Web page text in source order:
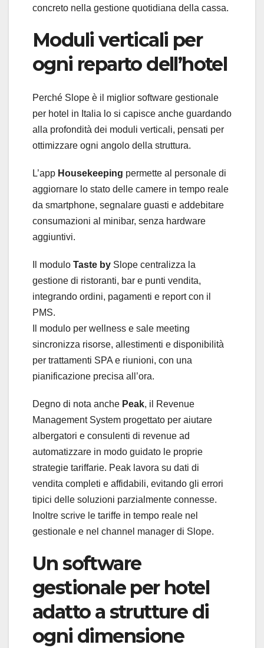
concreto nella gestione quotidiana della cassa.
Moduli verticali per
ogni reparto dell’hotel
Perché Slope è il miglior software gestionale
per hotel in Italia lo si capisce anche guardando
alla profondità dei moduli verticali, pensati per
ottimizzare ogni angolo della struttura.
L’app Housekeeping permette al personale di
aggiornare lo stato delle camere in tempo reale
da smartphone, segnalare guasti e addebitare
consumazioni al minibar, senza hardware
aggiuntivi.
Il modulo Taste by Slope centralizza la
gestione di ristoranti, bar e punti vendita,
integrando ordini, pagamenti e report con il
PMS.
Il modulo per wellness e sale meeting
sincronizza risorse, allestimenti e disponibilità
per trattamenti SPA e riunioni, con una
pianificazione precisa all’ora.
Degno di nota anche Peak, il Revenue
Management System progettato per aiutare
albergatori e consulenti di revenue ad
automatizzare in modo guidato le proprie
strategie tariffarie. Peak lavora su dati di
vendita completi e affidabili, evitando gli errori
tipici delle soluzioni parzialmente connesse.
Inoltre scrive le tariffe in tempo reale nel
gestionale e nel channel manager di Slope.
Un software
gestionale per hotel
adatto a strutture di
ogni dimensione